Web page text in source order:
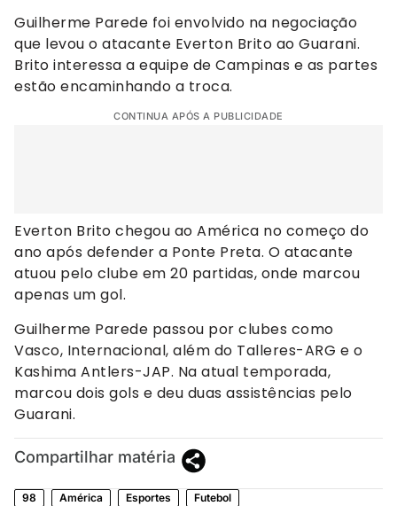
Guilherme Parede foi envolvido na negociação
que levou o atacante Everton Brito ao Guarani.
Brito interessa a equipe de Campinas e as partes
estão encaminhando a troca.
CONTINUA APÓS A PUBLICIDADE
Everton Brito chegou ao América no começo do
ano após defender a Ponte Preta. O atacante
atuou pelo clube em 20 partidas, onde marcou
apenas um gol.
Guilherme Parede passou por clubes como
Vasco, Internacional, além do Talleres-ARG e o
Kashima Antlers-JAP. Na atual temporada,
marcou dois gols e deu duas assistências pelo
Guarani.
Compartilhar matéria
98 América Esportes Futebol